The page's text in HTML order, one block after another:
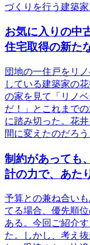
づくりを行う建築家
お気に入りの中
住宅取得の新た
団地の一住戸をリ
している建築家の
の家を見て「リノ
だ！」とこれまで
に踏み切った。花
間に変えたのだろう
制約があっても
計の力で、あた
予算との兼ね合い
てる場合、優先順
ある。今回ご紹介
た。しかし、考え